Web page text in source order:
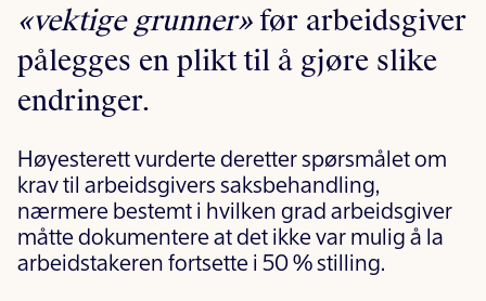
«vektige grunner»før arbeidsgiver
pålegges en plikt til å gjøre slike
endringer.
Høyesterett vurderte deretter spørsmålet om
krav til arbeidsgivers saksbehandling,
nærmere bestemt i hvilken grad arbeidsgiver
måtte dokumentere at det ikke var mulig å la
arbeidstakeren fortsette i 50 % stilling.